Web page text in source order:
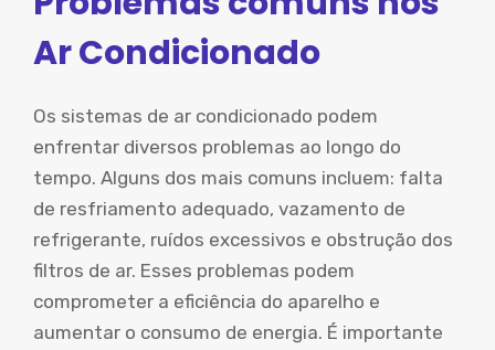
Ar Condicionado
Os sistemas de ar condicionado podem
enfrentar diversos problemas ao longo do
tempo. Alguns dos mais comuns incluem: falta
de resfriamento adequado, vazamento de
refrigerante, ruídos excessivos e obstrução dos
filtros de ar. Esses problemas podem
comprometer a eficiência do aparelho e
aumentar o consumo de energia. É importante